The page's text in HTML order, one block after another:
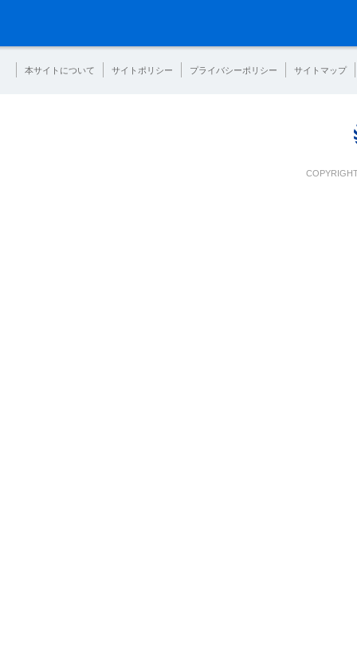
本サイトについて サイトポリシー プライバシーポリシー サイトマップ